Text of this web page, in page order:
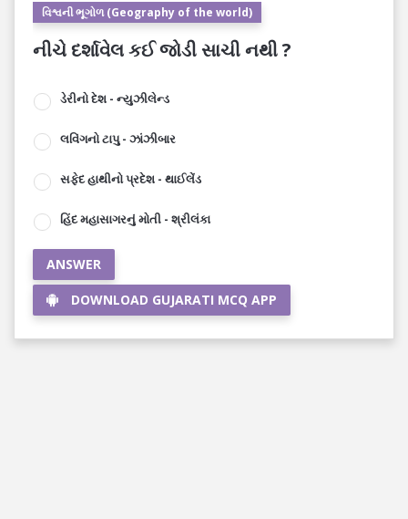
વિશ્વની ભૂગોળ (Geography of the world)
નીચે દર્શાવેલ કઈ જોડી સાચી નથી ?
ડેરીનો દેશ - ન્યુઝીલેન્ડ
લવિંગનો ટાપુ - ઝાંઝીબાર
સફેદ હાથીનો પ્રદેશ - થાઈલેંડ
હિંદ મહાસાગરનું મોતી - શ્રીલંકા
ANSWER
DOWNLOAD GUJARATI MCQ APP